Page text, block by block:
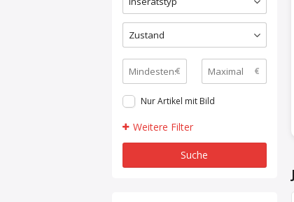
Zustand
€ €
Nur Artikel mit Bild
Weitere Filter
Suche